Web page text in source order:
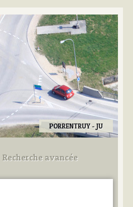
PORRENTRUY - JU
Recherche avancée
Utilisez les champs ci-dessous